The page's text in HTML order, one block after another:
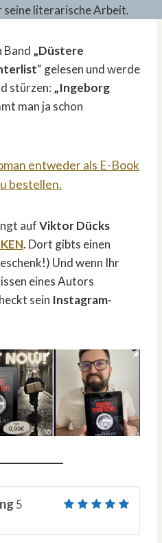
seine literarische Arbeit.
Band „Düstere
“ gelesen und werde
stürzen: „Ingeborg
man ja schon
entweder als E-Book
bestellen.
aufViktor Dücks
. Dort gibts einen
Und wenn Ihr
eines Autors
sein Instagram-
5